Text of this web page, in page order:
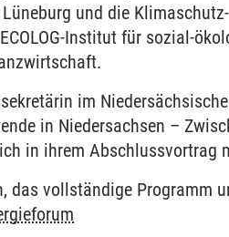
und die
Institut für sozial-
im
in Niedersachsen –
in ihrem Abschlussvortrag
das vollständige Programm